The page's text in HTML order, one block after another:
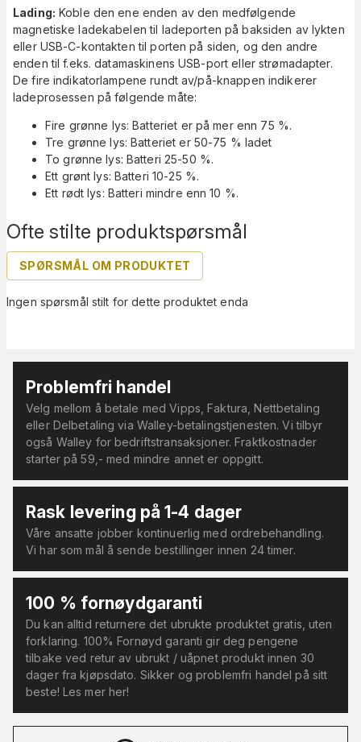
Ofte stilte produktspørsmål
SPØRSMÅL OM PRODUKTET
Ingen spørsmål stilt for dette produktet enda
Lading: Koble den ene enden av den medfølgende
magnetiske ladekabelen til ladeporten på baksiden av lykten
eller USB-C-kontakten til porten på siden, og den andre
enden til f.eks. datamaskinens USB-port eller strømadapter.
De fire indikatorlampene rundt av/på-knappen indikerer
ladeprosessen på følgende måte:
Fire grønne lys: Batteriet er på mer enn 75 %.
Tre grønne lys: Batteriet er 50-75 % ladet
To grønne lys: Batteri 25-50 %.
Ett grønt lys: Batteri 10-25 %.
Ett rødt lys: Batteri mindre enn 10 %.
Problemfri handel
Velg mellom å betale med Vipps, Faktura, Nettbetaling
eller Delbetaling via Walley-betalingstjenesten. Vi tilbyr
også Walley for bedriftstransaksjoner. Fraktkostnader
starter på 59,- med mindre annet er oppgitt.
Rask levering på 1-4 dager
Våre ansatte jobber kontinuerlig med ordrebehandling.
Vi har som mål å sende bestillinger innen 24 timer.
100 % fornøydgaranti
Du kan alltid returnere det ubrukte produktet gratis, uten
forklaring. 100% Fornøyd garanti gir deg pengene
tilbake ved retur av ubrukt / uåpnet produkt innen 30
dager fra kjøpsdato. Sikker og problemfri handel på sitt
beste! Les mer her!